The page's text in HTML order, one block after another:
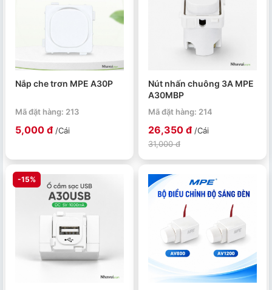
Nắp che trơn MPE A30P
Mã đặt hàng: 213
5,000 đ /Cái
Nút nhấn chuông 3A MPE
A30MBP
Mã đặt hàng: 214
26,350 đ /Cái
31,000 đ
-15%